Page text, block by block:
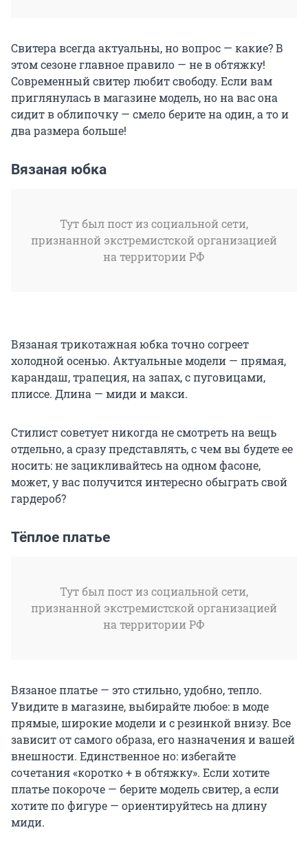
Свитера всегда актуальны, но вопрос — какие? В
этом сезоне главное правило — не в обтяжку!
Современный свитер любит свободу. Если вам
приглянулась в магазине модель, но на вас она
сидит в облипочку — смело берите на один, а то и
два размера больше!
Вязаная юбка
Тут был пост из социальной сети,
признанной экстремистской организацией
на территории РФ
Вязаная трикотажная юбка точно согреет
холодной осенью. Актуальные модели — прямая,
карандаш, трапеция, на запах, с пуговицами,
плиссе. Длина — миди и макси.
Стилист советует никогда не смотреть на вещь
отдельно, а сразу представлять, с чем вы будете ее
носить: не зацикливайтесь на одном фасоне,
может, у вас получится интересно обыграть свой
гардероб?
Тёплое платье
Тут был пост из социальной сети,
признанной экстремистской организацией
на территории РФ
Вязаное платье — это стильно, удобно, тепло.
Увидите в магазине, выбирайте любое: в моде
прямые, широкие модели и с резинкой внизу. Все
зависит от самого образа, его назначения и вашей
внешности. Единственное но: избегайте
сочетания «коротко + в обтяжку». Если хотите
платье покороче — берите модель свитер, а если
хотите по фигуре — ориентируйтесь на длину
миди.